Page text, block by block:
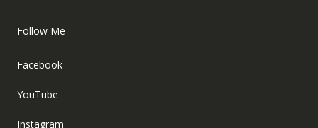
Follow Me
Facebook
YouTube
Instagram